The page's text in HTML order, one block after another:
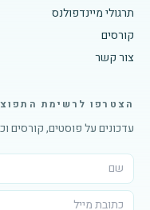
תרגולי מיינדפולנס
קורסים
צור קשר
הצטרפו לרשימת
עדכונים על פוסטים, קורסים